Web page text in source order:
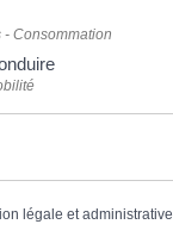
- Consommation
légale et administrative